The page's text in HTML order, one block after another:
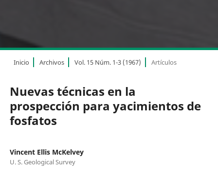
Inicio Archivos Vol. 15 Núm. 1-3 (1967) Artículos
Nuevas técnicas en la
prospección para yacimientos de
fosfatos
Vincent Ellis McKelvey
U. S. Geological Survey